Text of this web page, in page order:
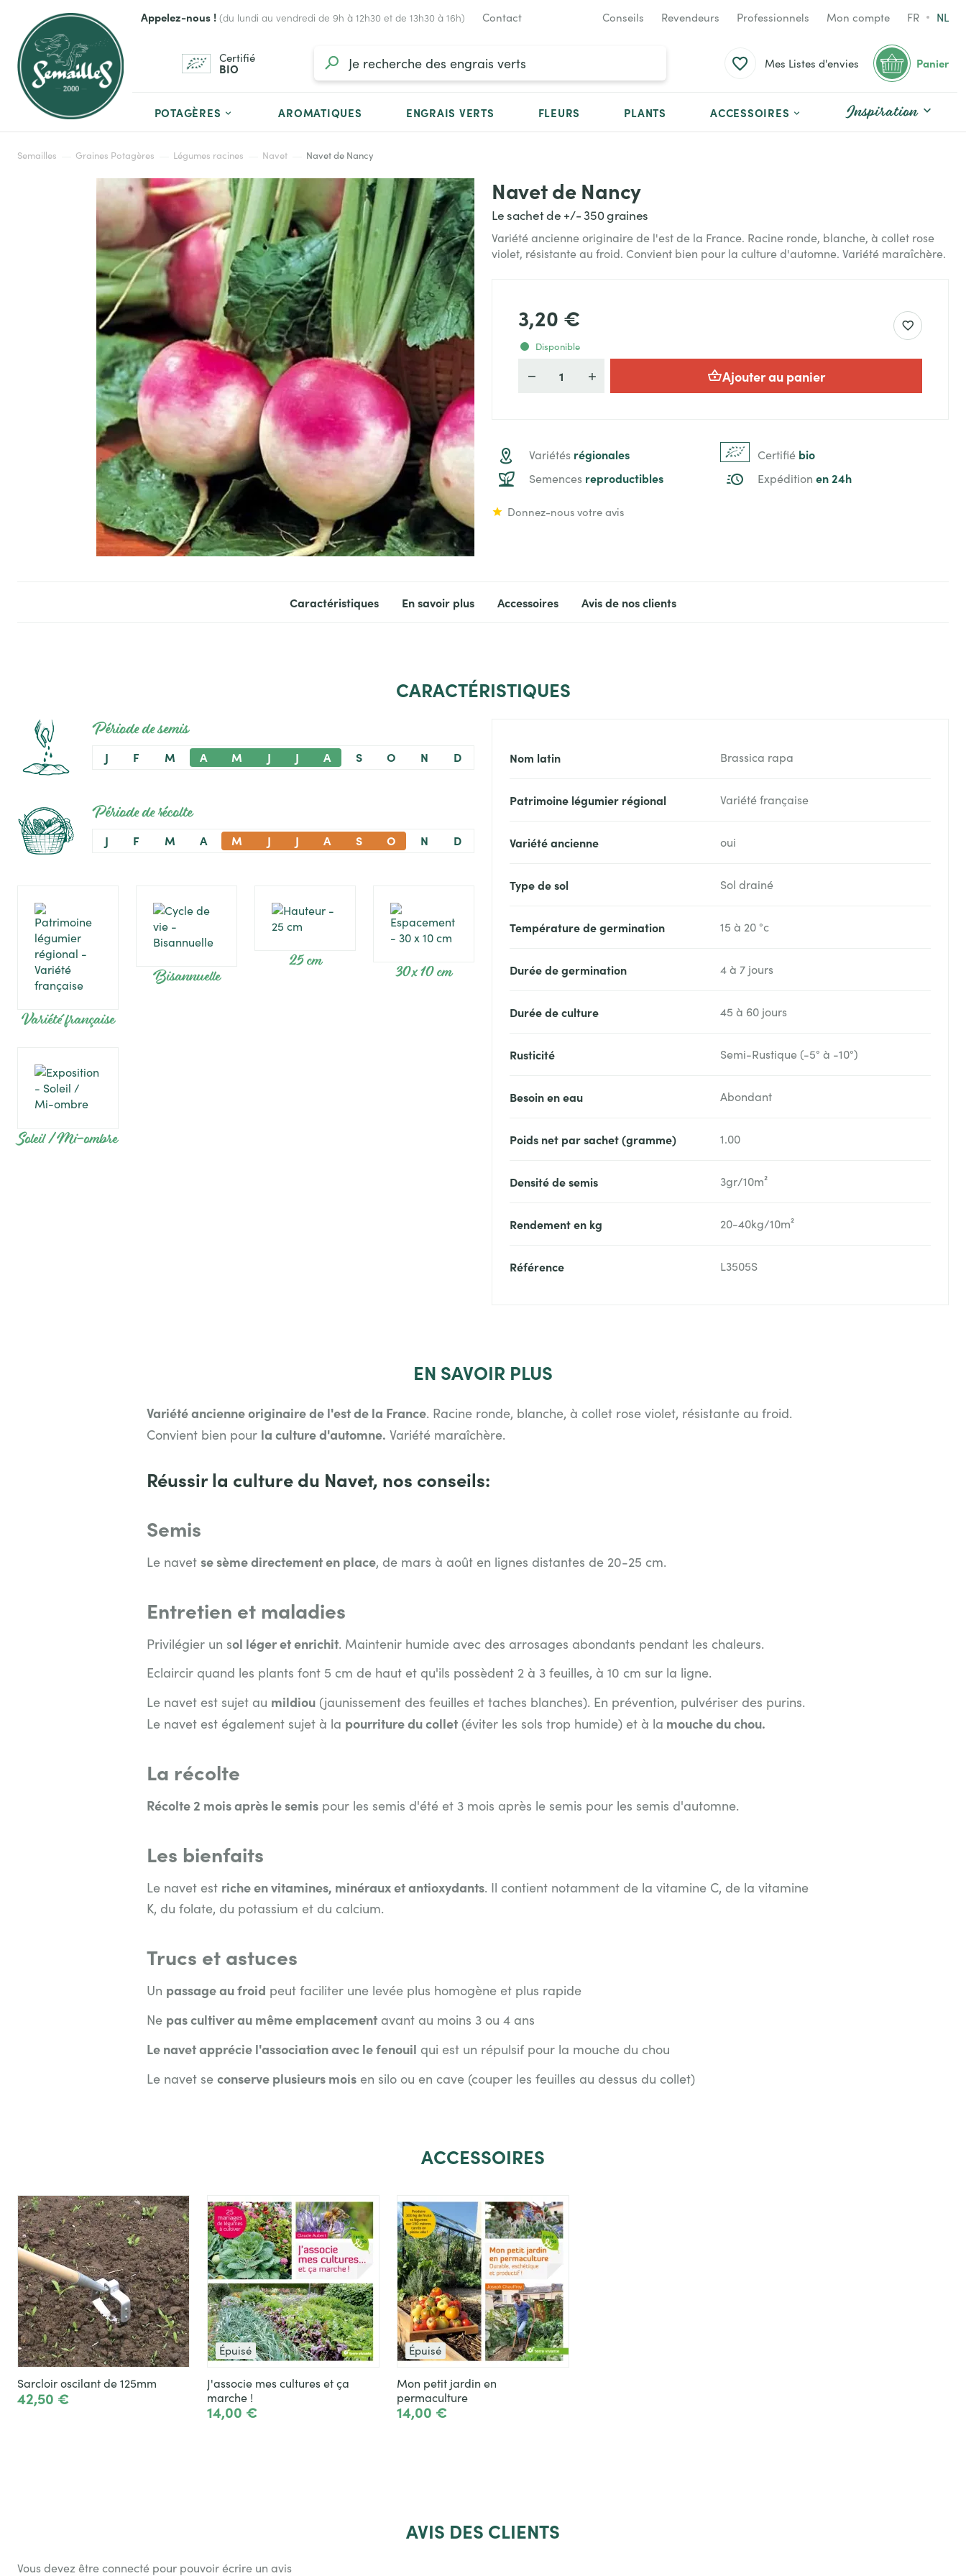
Appelez-nous ! (du lundi au vendredi de 9h à 12h30 et de 13h30 à 16h) Contact Conseils Revendeurs Professionnels Mon compte FR NL
Certifié
BIO Mes Listes d'envies Panier
POTAGÈRES AROMATIQUES ENGRAIS VERTS FLEURS PLANTS ACCESSOIRES Inspiration
Semailles Graines Potagères Légumes racines Navet Navet de Nancy
Navet de Nancy
Le sachet de +/- 350 graines
Variété ancienne originaire de l'est de la France. Racine ronde, blanche, à collet rose
violet, résistante au froid. Convient bien pour la culture d'automne. Variété maraîchère.
3,20 €
Disponible
Quantité Ajouter au panier
Variétés régionales Certifié bio
Semences reproductibles Expédition en 24h
Donnez-nous votre avis
Caractéristiques En savoir plus Accessoires Avis de nos clients
CARACTÉRISTIQUES
Période de semis
J F M A M J J A S O N D
Période de récolte
J F M A M J J A S O N D
Variété française
Bisannuelle
25 cm
30 x 10 cm
Soleil / Mi-ombre
Nom latin Brassica rapa
Patrimoine légumier régional Variété française
Variété ancienne oui
Type de sol Sol drainé
Température de germination 15 à 20 °c
Durée de germination 4 à 7 jours
Durée de culture 45 à 60 jours
Rusticité Semi-Rustique (-5° à -10°)
Besoin en eau Abondant
Poids net par sachet (gramme) 1.00
Densité de semis 3gr/10m²
Rendement en kg 20-40kg/10m²
Référence L3505S
EN SAVOIR PLUS
Variété ancienne originaire de l'est de la France. Racine ronde, blanche, à collet rose violet, résistante au froid.
Convient bien pour la culture d'automne. Variété maraîchère.
Réussir la culture du Navet, nos conseils:
Semis
Le navet se sème directement en place, de mars à août en lignes distantes de 20-25 cm.
Entretien et maladies
Privilégier un sol léger et enrichit. Maintenir humide avec des arrosages abondants pendant les chaleurs.
Eclaircir quand les plants font 5 cm de haut et qu'ils possèdent 2 à 3 feuilles, à 10 cm sur la ligne.
Le navet est sujet au mildiou (jaunissement des feuilles et taches blanches). En prévention, pulvériser des purins.
Le navet est également sujet à la pourriture du collet (éviter les sols trop humide) et à la mouche du chou.
La récolte
Récolte 2 mois après le semis pour les semis d'été et 3 mois après le semis pour les semis d'automne.
Les bienfaits
Le navet est riche en vitamines, minéraux et antioxydants. Il contient notamment de la vitamine C, de la vitamine
K, du folate, du potassium et du calcium.
Trucs et astuces
Un passage au froid peut faciliter une levée plus homogène et plus rapide
Ne pas cultiver au même emplacement avant au moins 3 ou 4 ans
Le navet apprécie l'association avec le fenouil qui est un répulsif pour la mouche du chou
Le navet se conserve plusieurs mois en silo ou en cave (couper les feuilles au dessus du collet)
ACCESSOIRES
Sarcloir oscilant de 125mm
42,50 €
Épuisé
J'associe mes cultures et ça
marche !
14,00 €
Épuisé
Mon petit jardin en
permaculture
14,00 €
AVIS DES CLIENTS
Vous devez être connecté pour pouvoir écrire un avis